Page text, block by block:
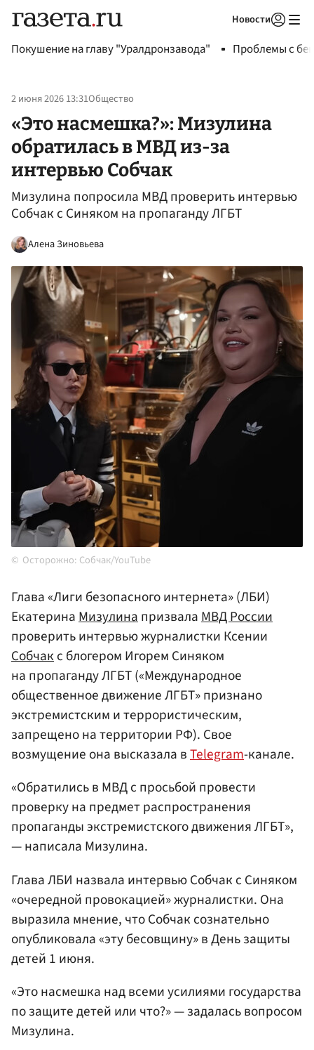
Новости
Покушение на главу "Уралдронзавода" Проблемы с
2 июня 2026 13:31Общество
«Это насмешка?»: Мизулина
обратилась в МВД из-за
интервью Собчак
Мизулина попросила МВД проверить интервью
Собчак с Синяком на пропаганду ЛГБТ
Алена Зиновьева
Осторожно: Собчак/YouTube
Глава «Лиги безопасного интернета» (ЛБИ)
ЕкатеринаМизулинапризвалаМВД России
проверить интервью журналистки Ксении
Собчакс блогером Игорем Синяком
на пропаганду ЛГБТ («Международное
общественное движение ЛГБТ» признано
экстремистским и террористическим,
запрещено на территории РФ). Свое
возмущение она высказала вTelegram-канале.
«Обратились в МВД с просьбой провести
проверку на предмет распространения
пропаганды экстремистского движения ЛГБТ»,
— написала Мизулина.
Глава ЛБИ назвала интервью Собчак с Синяком
«очередной провокацией» журналистки. Она
выразила мнение, что Собчак сознательно
опубликовала «эту бесовщину» в День защиты
детей 1 июня.
«Это насмешка над всеми усилиями государства
по защите детей или что?» — задалась вопросом
Мизулина.